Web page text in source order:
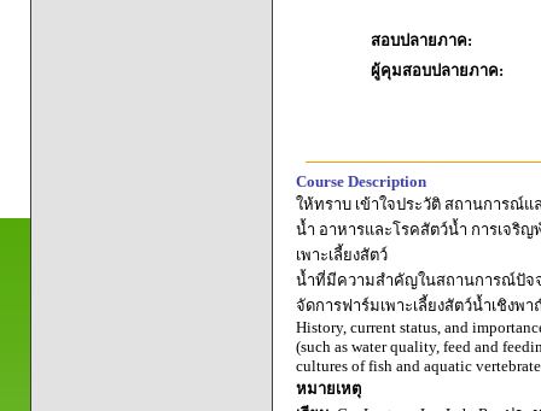
สอบปลายภาค:
ผู้คุมสอบปลายภาค:
Course Description
ให้ทราบ เข้าใจประวัติ สถานการณ์
น้ำ อาหารและโรคสัตว์น้ำ การเจริญ
เพาะเลี้ยงสัตว์
น้ำที่มีความสำคัญในสถานการณ์ปัจจุ
จัดการฟาร์มเพาะเลี้ยงสัตว์น้ำเชิง
History, current status, and
(such as water quality, feed and
cultures of fish and aquatic
หมายเหตุ